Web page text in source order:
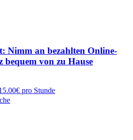
Nimm an bezahlten Online-
bequem von zu Hause
pro Stunde